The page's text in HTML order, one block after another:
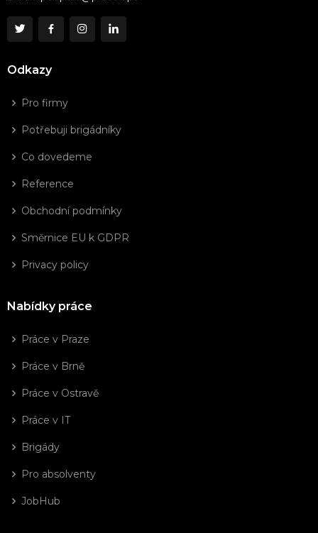
Odkazy
Pro firmy
Potřebuji brigádníky
Co dovedeme
Reference
Obchodní podmínky
Směrnice EU k GDPR
Privacy policy
Nabídky práce
Práce v Praze
Práce v Brně
Práce v Ostravě
Práce v IT
Brigády
Pro absolventy
JobHub